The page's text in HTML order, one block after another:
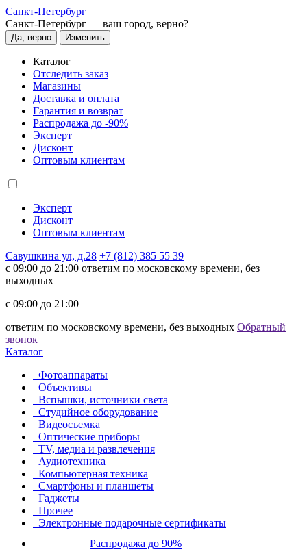
Санкт-Петербург
Санкт-Петербург — ваш город, верно?
Да, верно Изменить
Каталог
Отследить заказ
Магазины
Доставка и оплата
Гарантия и возврат
Распродажа до -90%
Эксперт
Дисконт
Оптовым клиентам
Эксперт
Дисконт
Оптовым клиентам
Савушкина ул, д.28 +7 (812) 385 55 39
c 09:00 до 21:00 ответим по московскому времени, без
выходных
c 09:00 до 21:00
ответим по московскому времени, без выходных Обратный
звонок
Каталог
Фотоаппараты
Объективы
Вспышки, источники света
Студийное оборудование
Видеосъемка
Оптические приборы
TV, медиа и развлечения
Аудиотехника
Компьютерная техника
Смартфоны и планшеты
Гаджеты
Прочее
Электронные подарочные сертификаты
Распродажа до 90%